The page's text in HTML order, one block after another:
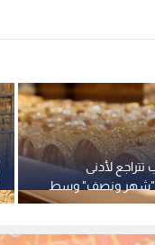
لأدنى
ونصف" وسط
وإيران